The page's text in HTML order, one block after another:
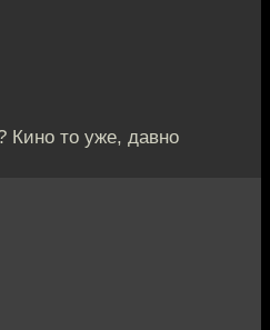
Кино то уже, давно